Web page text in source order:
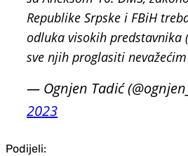
Republike Srpske i FBiH
odluka visokih predstavnika
sve njih proglasiti
— Ognjen Tadić
2023
Podijeli: